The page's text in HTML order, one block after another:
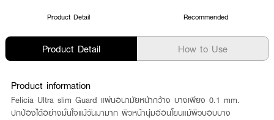
Product Detail Recommended
Product Detail How to Use
Product information
Felicia Ultra slim Guard แผ่นอนามัยหน้ากว้าง บางเพียง 0.1 mm.
ปกป้องได้อย่างมั่นใจแม้วันมามาก ผิวหน้านุ่มอ่อนโยนแม้ผิวบอบบาง